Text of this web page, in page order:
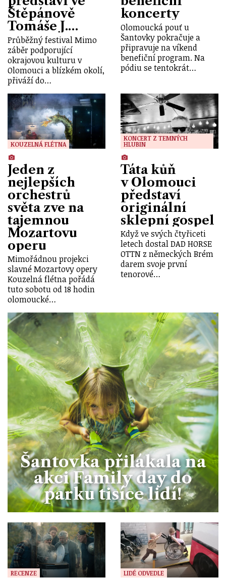
Štěpánově
Tomáše J.…
Průběžný festival Mimo
záběr podporující
okrajovou kulturu v
Olomouci a blízkém okolí,
přiváží do…
koncerty
Olomoucká pouť u
Šantovky pokračuje a
připravuje na víkend
benefiční program. Na
pódiu se tentokrát…
KOUZELNÁ FLÉTNA
Jeden z
nejlepších
orchestrů
světa zve na
tajemnou
Mozartovu
operu
Mimořádnou projekci
slavné Mozartovy opery
Kouzelná flétna pořádá
tuto sobotu od 18 hodin
olomoucké…
KONCERT Z TEMNÝCH
HLUBIN
Táta kůň
v Olomouci
představí
originální
sklepní gospel
Když ve svých čtyřiceti
letech dostal DAD HORSE
OTTN z německých Brém
darem svoje první
tenorové…
Šantovka přilákala na
akci Family day do
parku tisíce lidí!
RECENZE LIDÉ ODVEDLE